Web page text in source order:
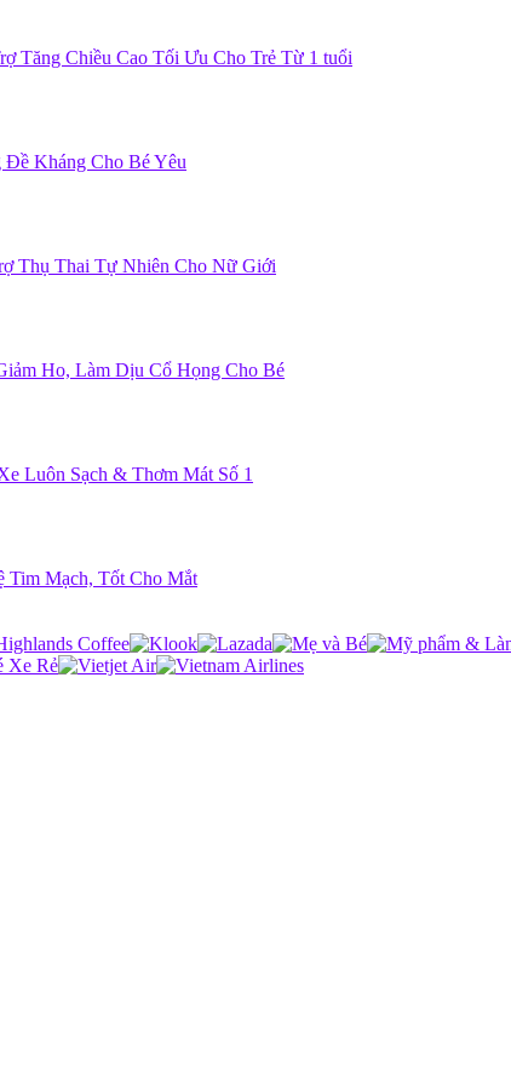
Tăng Chiều Cao Tối Ưu Cho Trẻ Từ 1 tuổi
Kháng Cho Bé Yêu
Thụ Thai Tự Nhiên Cho Nữ Giới
Ho, Làm Dịu Cổ Họng Cho Bé
Luôn Sạch & Thơm Mát Số 1
Tim Mạch, Tốt Cho Mắt